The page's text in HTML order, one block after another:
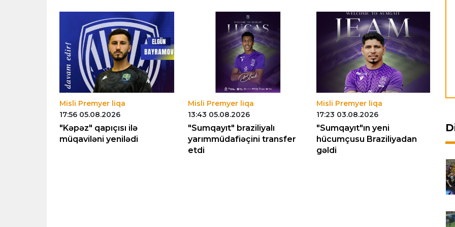
Misli Premyer liqa
17:56 05.08.2026
"Kəpəz" qapıçısı ilə
müqaviləni yenilədi
Misli Premyer liqa
13:43 05.08.2026
"Sumqayıt" braziliyalı
yarımmüdafiəçini transfer
etdi
Misli Premyer liqa
17:23 03.08.2026
"Sumqayıt"ın yeni
hücumçusu Braziliyadan
gəldi